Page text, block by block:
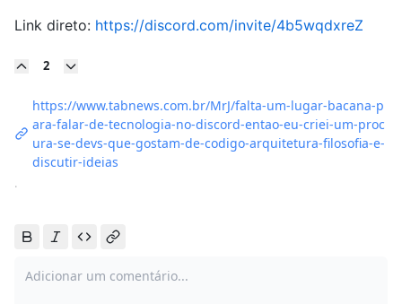
Link direto: https://discord.com/invite/4b5wqdxreZ
2
https://www.tabnews.com.br/MrJ/falta-um-lugar-bacana-p
ara-falar-de-tecnologia-no-discord-entao-eu-criei-um-proc
ura-se-devs-que-gostam-de-codigo-arquitetura-filosofia-e-
discutir-ideias
·